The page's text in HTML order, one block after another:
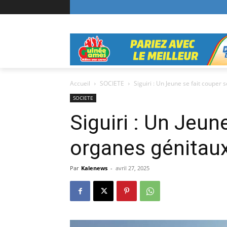
Accueil SOCIETE Siguiri : Un Jeune se fait couper
SOCIETE
Siguiri : Un
organes
Par Kalenews - avril 27, 2025